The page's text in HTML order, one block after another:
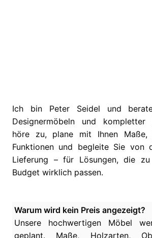
Ich bin Peter Seidel und
Designermöbeln und kompletter
höre zu, plane mit Ihnen Maße,
Funktionen und begleite Sie von
Lieferung – für Lösungen, die
Budget wirklich passen.
Warum wird kein Preis angezeigt?
Unsere hochwertigen Möbel
geplant. Maße, Holzarten,